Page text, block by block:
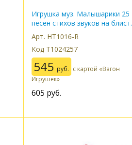
Игрушка муз. Малышарики 25
песен стихов звуков на блист.
383390
Арт. HT1016-R
Код Т1024257
545 руб. с картой «Вагон
Игрушек»
605 руб.